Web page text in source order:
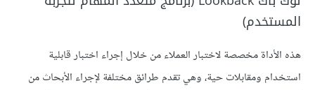
المستخدم)
هذه الأداة مخصصة لاختبار العملاء من خلال إجراء اختبار قابلية
استخدام ومقابلات حية، وهي تقدم طرائق مختلفة لإجراء الأبحاث من